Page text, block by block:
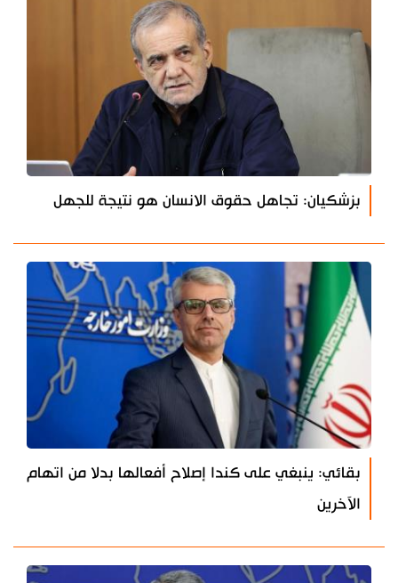
بزشكيان: تجاهل حقوق الانسان هو نتيجة للجهل
بقائي: ينبغي على كندا إصلاح أفعالها بدلا من اتهام
الآخرين